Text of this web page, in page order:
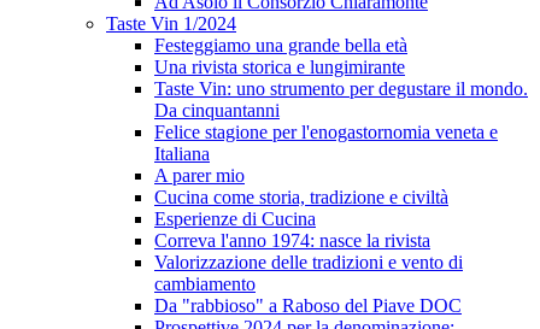
Taste Vin 1/2024
Festeggiamo una grande bella età
Una rivista storica e lungimirante
Taste Vin: uno strumento per degustare il mondo.
Da cinquantanni
Felice stagione per l'enogastornomia veneta e
Italiana
A parer mio
Cucina come storia, tradizione e civiltà
Esperienze di Cucina
Correva l'anno 1974: nasce la rivista
Valorizzazione delle tradizioni e vento di
cambiamento
Da "rabbioso" a Raboso del Piave DOC